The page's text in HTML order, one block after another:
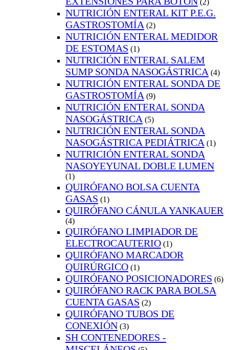
(2)
NUTRICIÓN ENTERAL KIT P.E.G.
GASTROSTOMÍA (2)
NUTRICIÓN ENTERAL MEDIDOR
DE ESTOMAS (1)
NUTRICIÓN ENTERAL SALEM
SUMP SONDA NASOGÁSTRICA (4)
NUTRICIÓN ENTERAL SONDA DE
GASTROSTOMÍA (9)
NUTRICIÓN ENTERAL SONDA
NASOGÁSTRICA (5)
NUTRICIÓN ENTERAL SONDA
NASOGÁSTRICA PEDIÁTRICA (1)
NUTRICIÓN ENTERAL SONDA
NASOYEYUNAL DOBLE LUMEN
(1)
QUIRÓFANO BOLSA CUENTA
GASAS (1)
QUIRÓFANO CÁNULA YANKAUER
(4)
QUIRÓFANO LIMPIADOR DE
ELECTROCAUTERIO (1)
QUIRÓFANO MARCADOR
QUIRÚRGICO (1)
QUIRÓFANO POSICIONADORES (6)
QUIRÓFANO RACK PARA BOLSA
CUENTA GASAS (2)
QUIRÓFANO TUBOS DE
CONEXIÓN (3)
SH CONTENEDORES -